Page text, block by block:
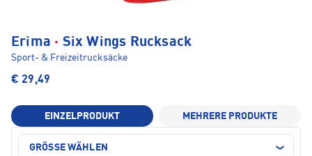
Erima · Six Wings Rucksack
Sport- & Freizeitrucksäcke
€ 29,49
EINZELPRODUKT MEHRERE PRODUKTE
GRÖSSE WÄHLEN